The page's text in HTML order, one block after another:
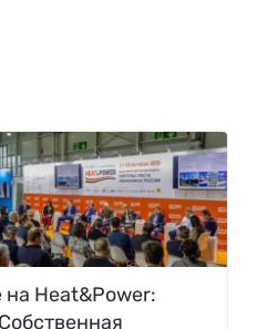
Heat&Power: